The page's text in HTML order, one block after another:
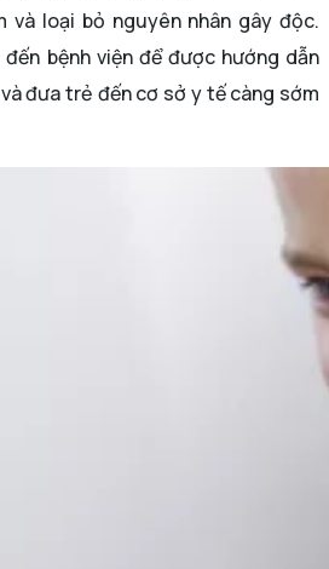
và loại bỏ nguyên nhân gây độc.
bệnh viện để được hướng dẫn
đưa trẻ đến cơ sở y tế càng sớm